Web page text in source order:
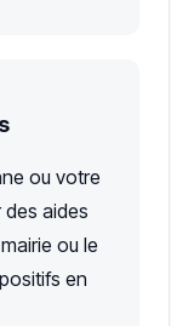
ou votre
aides
ou le
en